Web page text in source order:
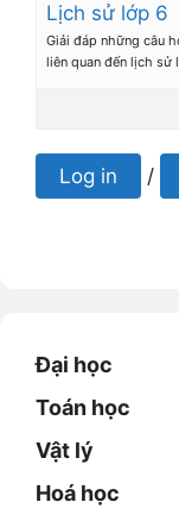
Lịch sử lớp 6
Giải đáp những câu
liên quan đến lịch sử
Log in /
Đại học
Toán học
Vật lý
Hoá học